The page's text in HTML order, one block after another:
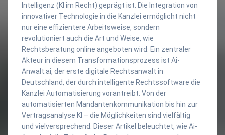
Intelligenz (KI im Recht) geprägt ist. Die Integration von
innovativer Technologie in die Kanzlei ermöglicht nicht
nur eine effizientere Arbeitsweise, sondern
revolutioniert auch die Art und Weise, wie
Rechtsberatung online angeboten wird. Ein zentraler
Akteur in diesem Transformationsprozess ist Ai-
Anwalt.ai, der erste digitale Rechtsanwalt in
Deutschland, der durch intelligente Rechtssoftware die
Kanzlei Automatisierung vorantreibt. Von der
automatisierten Mandantenkommunikation bis hin zur
Vertragsanalyse KI – die Möglichkeiten sind vielfältig
und vielversprechend. Dieser Artikel beleuchtet, wie Ai-